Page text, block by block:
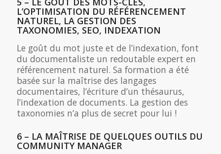
L’OPTIMISATION DU RÉFÉRENCEMENT
NATUREL, LA GESTION DES
TAXONOMIES, SEO, INDEXATION
Le goût du mot juste et de l’indexation, font
du documentaliste un redoutable expert en
référencement naturel. Sa formation a été
basée sur la maîtrise des langages
documentaires, l’écriture d’un thésaurus,
l’indexation de documents. La gestion des
taxonomies n’a plus de secret pour lui !
6 – LA MAÎTRISE DE QUELQUES OUTILS DU
COMMUNITY MANAGER